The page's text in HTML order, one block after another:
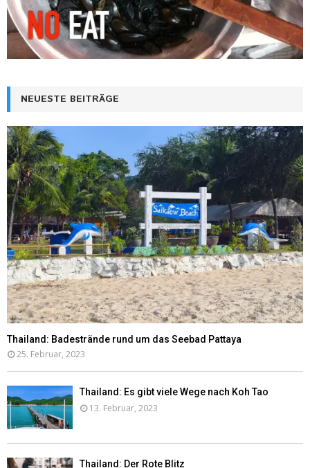
NEUESTE BEITRÄGE
Thailand: Badestrände rund um das Seebad Pattaya
25. Februar, 2023
Thailand: Es gibt viele Wege nach Koh Tao
13. Februar, 2023
Thailand: Der Rote Blitz